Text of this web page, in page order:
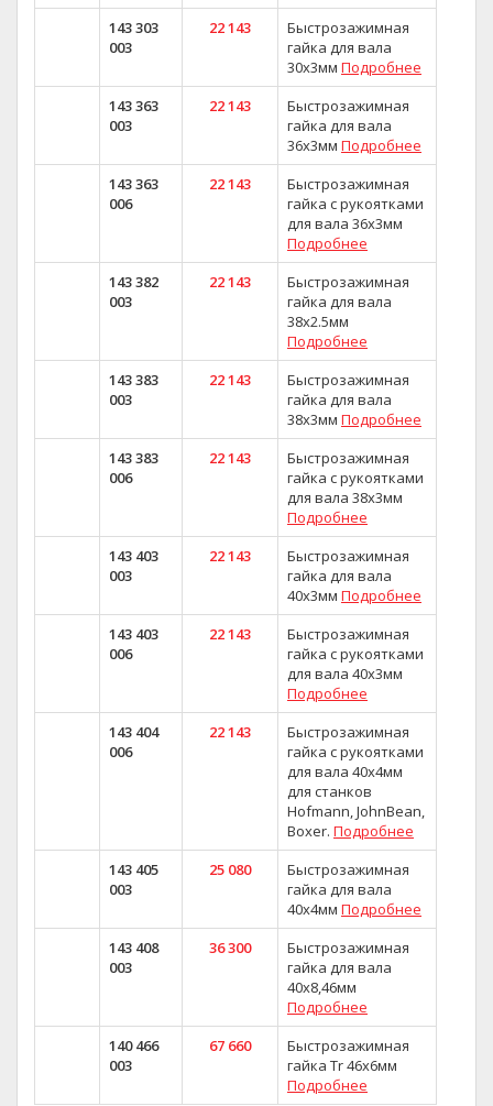
143 303
003
22 143
Быстрозажимная
гайка для вала
30х3мм Подробнее
143 363
003
22 143
Быстрозажимная
гайка для вала
36x3мм Подробнее
143 363
006
22 143
Быстрозажимная
гайка с рукоятками
для вала 36х3мм
Подробнее
143 382
003
22 143
Быстрозажимная
гайка для вала
38х2.5мм
Подробнее
143 383
003
22 143
Быстрозажимная
гайка для вала
38х3мм Подробнее
143 383
006
22 143
Быстрозажимная
гайка с рукоятками
для вала 38х3мм
Подробнее
143 403
003
22 143
Быстрозажимная
гайка для вала
40х3мм Подробнее
143 403
006
22 143
Быстрозажимная
гайка с рукоятками
для вала 40х3мм
Подробнее
143 404
006
22 143
Быстрозажимная
гайка с рукоятками
для вала 40х4мм
для станков
Hofmann, JohnBean,
Boxer. Подробнее
143 405
003
25 080
Быстрозажимная
гайка для вала
40х4мм Подробнее
143 408
003
36 300
Быстрозажимная
гайка для вала
40х8,46мм
Подробнее
140 466
003
67 660
Быстрозажимная
гайка Tr 46x6мм
Подробнее